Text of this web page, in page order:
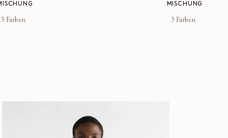
3 Farben
MISCHUNG
3 Farben